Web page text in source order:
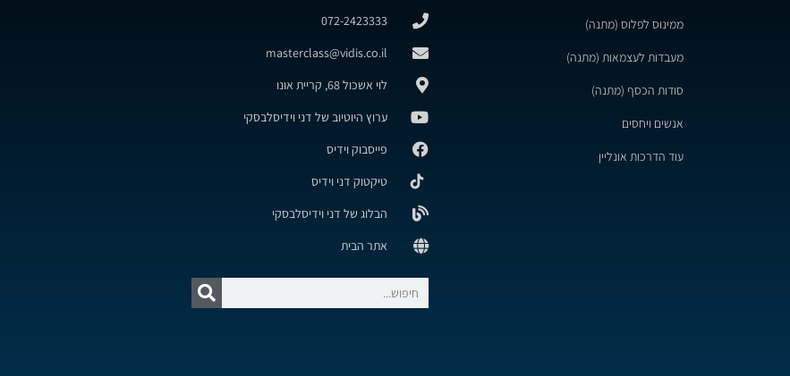
ממינוס לפלוס (מתנה)
מעבדות לעצמאות (מתנה)
סודות הכסף (מתנה)
אנשים ויחסים
עוד הדרכות אונליין
072-2423333
masterclass@vidis.co.il
לוי אשכול 68, קריית אונו
ערוץ היוטיוב של דני וידיסלבסקי
פייסבוק וידיס
טיקטוק דני וידיס
הבלוג של דני וידיסלבסקי
אתר הבית